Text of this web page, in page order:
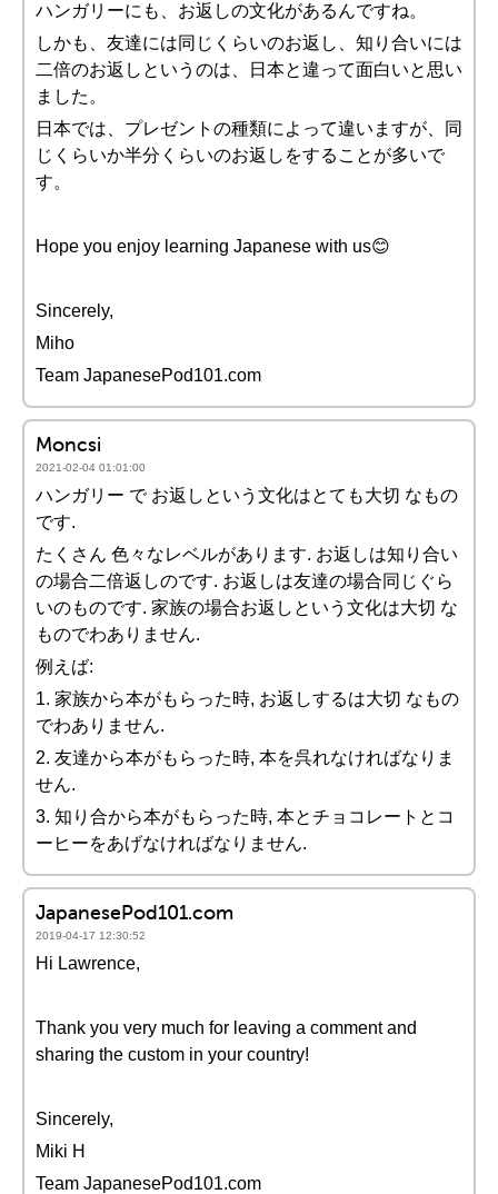
ハンガリーにも、お返しの文化があるんですね。
しかも、友達には同じくらいのお返し、知り合いには
二倍のお返しというのは、日本と違って面白いと思い
ました。
日本では、プレゼントの種類によって違いますが、同
じくらいか半分くらいのお返しをすることが多いで
す。
Hope you enjoy learning Japanese with us😊
Sincerely,
Miho
Team JapanesePod101.com
Moncsi
2021-02-04 01:01:00
ハンガリー で お返しという文化はとても大切 なもの
です.
たくさん 色々なレベルがあります. お返しは知り合い
の場合二倍返しのです. お返しは友達の場合同じぐら
いのものです. 家族の場合お返しという文化は大切 な
ものでわありません.
例えば:
1. 家族から本がもらった時, お返しするは大切 なもの
でわありません.
2. 友達から本がもらった時, 本を呉れなければなりま
せん.
3. 知り合から本がもらった時, 本とチョコレートとコ
ーヒーをあげなければなりません.
JapanesePod101.com
2019-04-17 12:30:52
Hi Lawrence,
Thank you very much for leaving a comment and
sharing the custom in your country!
Sincerely,
Miki H
Team JapanesePod101.com